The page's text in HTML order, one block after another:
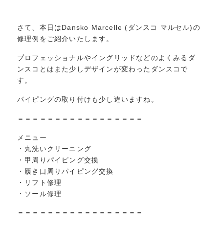
さて、本日はDansko Marcelle (ダンスコ マルセル)の
修理例をご紹介いたします。
プロフェッショナルやイングリッドなどのよくみるダ
ンスコとはまた少しデザインが変わったダンスコで
す。
パイピングの取り付けも少し違いますね。
＝＝＝＝＝＝＝＝＝＝＝＝＝＝＝＝＝
メニュー
・丸洗いクリーニング
・甲周りパイピング交換
・履き口周りパイピング交換
・リフト修理
・ソール修理
＝＝＝＝＝＝＝＝＝＝＝＝＝＝＝＝＝